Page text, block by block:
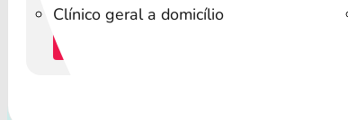
Clínico geral a domicílio